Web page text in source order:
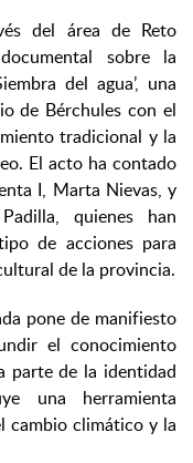
del área de Reto
sobre la
del agua’, una
de Bérchules con el
tradicional y la
El acto ha contado
I, Marta Nievas, y
quienes han
de acciones para
de la provincia.
pone de manifiesto
el conocimiento
parte de la identidad
una herramienta
cambio climático y la